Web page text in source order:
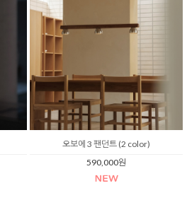
오보에 3 팬던트 (2 color)
590,000원